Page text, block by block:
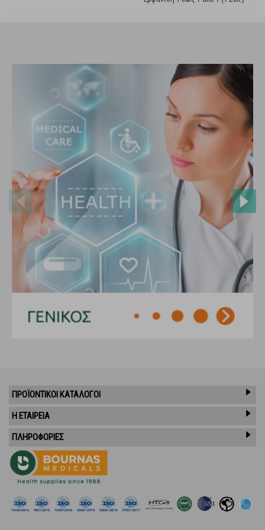
ΠΡΟΪΌΝΤΙΚΟΊ ΚΑΤΆΛΟΓΟΙ
Η ΕΤΑΙΡΕΙΑ
ΠΛΗΡΟΦΟΡΙΕΣ